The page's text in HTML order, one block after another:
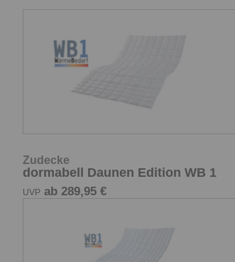
Zudecke
dormabell Daunen Edition WB 1
UVP ab 289,95 €